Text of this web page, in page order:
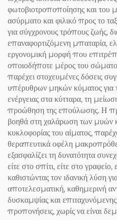
φωτοβιοτροποποίησης και του
ασύρματο και φιλικό προς το
για σύγχρονους τρόπους ζωής,
επαναφορτιζόμενη μπαταρία,
εργονομική μορφή που
οποιοδήποτε μέρος του
παρέχει στοχευμένες δόσεις
υπέρυθρων μηκών κύματος για
ενέργειας στα κύτταρα, τη
προώθηση της επούλωσης. Η
βοηθά στη χαλάρωση των μυών
κυκλοφορίας του αίματος,
θεραπευτικά οφέλη
εξασφαλίζει τη δυνατότητα
είτε στο σπίτι, είτε στο γραφείο,
καθιστώντας τον ιδανική λύση
αποτελεσματική, καθημερινή
δυσκαμψίας και
προπονήσεις, χωρίς να είναι